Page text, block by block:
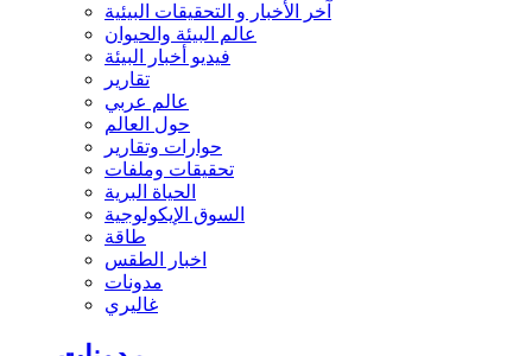
آخر الأخبار و التحقيقات البيئية
عالم البيئة والحيوان
فيديو أخبار البيئة
تقارير
عالم عربي
حول العالم
حوارات وتقارير
تحقيقات وملفات
الحياة البرية
السوق الإيكولوجية
طاقة
اخبار الطقس
مدونات
غاليري